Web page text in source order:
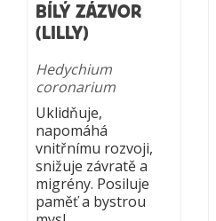
BÍLÝ ZÁZVOR
(LILLY)
Hedychium
coronarium
Uklidňuje,
napomáhá
vnitřnímu rozvoji,
snižuje závratě a
migrény. Posiluje
paměť a bystrou